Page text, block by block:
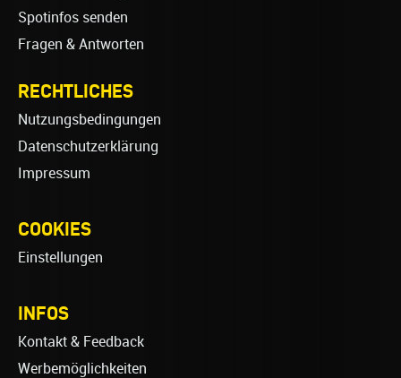
Spotinfos senden
Fragen & Antworten
RECHTLICHES
Nutzungsbedingungen
Datenschutzerklärung
Impressum
COOKIES
Einstellungen
INFOS
Kontakt & Feedback
Werbemöglichkeiten